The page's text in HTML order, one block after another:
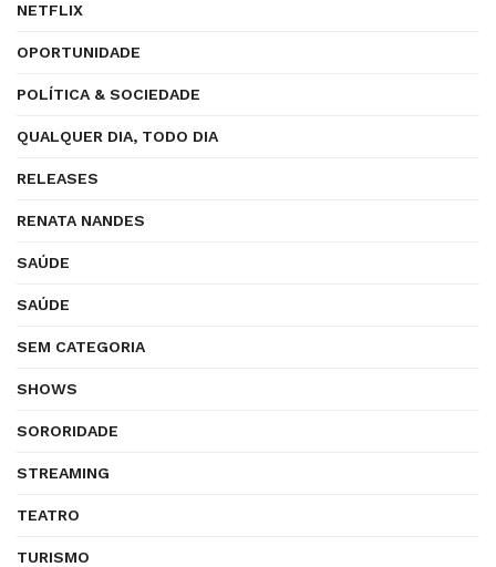
NETFLIX
OPORTUNIDADE
POLÍTICA & SOCIEDADE
QUALQUER DIA, TODO DIA
RELEASES
RENATA NANDES
SAÚDE
SAÚDE
SEM CATEGORIA
SHOWS
SORORIDADE
STREAMING
TEATRO
TURISMO